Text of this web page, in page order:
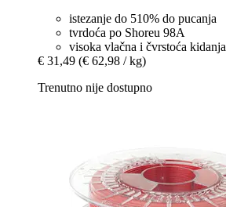
istezanje do 510% do pucanja
tvrdoća po Shoreu 98A
visoka vlačna i čvrstoća kidanja
€ 31,49 (€ 62,98 / kg)
Trenutno nije dostupno